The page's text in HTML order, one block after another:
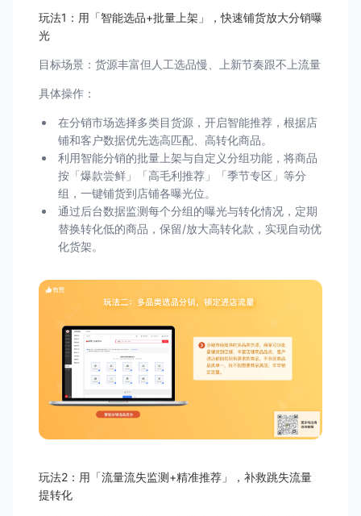
玩法1：用「智能选品+批量上架」，快速铺货放大分销曝
光
目标场景：货源丰富但人工选品慢、上新节奏跟不上流量
具体操作：
在分销市场选择多类目货源，开启智能推荐，根据店
铺和客户数据优先选高匹配、高转化商品。
利用智能分销的批量上架与自定义分组功能，将商品
按「爆款尝鲜」「高毛利推荐」「季节专区」等分
组，一键铺货到店铺各曝光位。
通过后台数据监测每个分组的曝光与转化情况，定期
替换转化低的商品，保留/放大高转化款，实现自动优
化货架。
玩法2：用「流量流失监测+精准推荐」，补救跳失流量
提转化